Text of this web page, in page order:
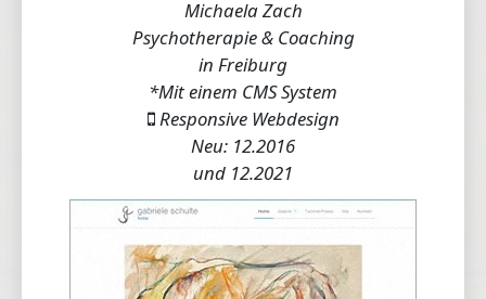
Michaela Zach
Psychotherapie & Coaching
in Freiburg
*Mit einem CMS System
Responsive Webdesign
Neu: 12.2016
und 12.2021